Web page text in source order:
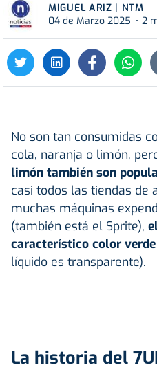
MIGUEL ARIZ | NTM
04 de Marzo 2025
2
No son tan consumidas
cola, naranja o limón,
limón también son
casi todos las tiendas de
muchas máquinas
(también está el Sprite),
característico color verde
líquido es transparente).
La historia del